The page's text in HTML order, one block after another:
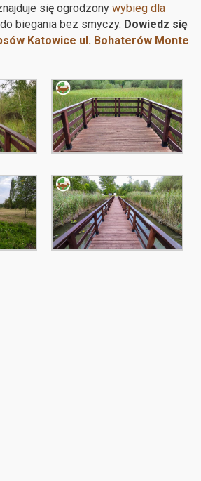
się ogrodzony wybieg dla
biegania bez smyczy. Dowiedz się
Katowice ul. Bohaterów Monte